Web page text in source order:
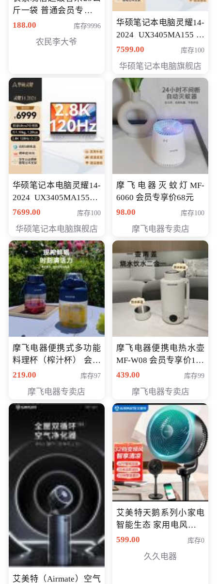
斤一袋 普通会员专享价
格178元
188.00 库存9996
农民李大爷
华硕笔记本电脑灵耀14-
2024 UX3405MA155冰
川银 oled 智慧轻薄本 会
7599.00 库存100
华硕笔记本电脑旗舰店
华硕笔记本电脑灵耀14-
2024 UX3405MA155夜
空蓝 oled 智慧轻薄本 会
7699.00 库存100
华硕笔记本电脑旗舰店
摩飞电器灭蚊灯MF-
6060 会员专享价68元
98.00
库存100
摩飞电器专卖店
摩飞电器便携式多功能
料理杯（榨汁杯） 会员
专享价118元
219.00 库存97
摩飞电器专卖店
摩飞电器便携电热水壶
MF-W08 会员专享价198
元
439.00 库存99
摩飞电器专卖店
艾美特（Airmate）空气
艾美特天鹅系列小家电
智能生态 家用电风扇直
流变频节能轻音空气循
鹅，白天鹅智能)
599.00 库存0
久久电器